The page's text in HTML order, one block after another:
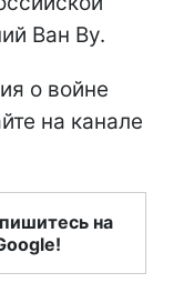
Ван Ву.
о войне
на канале
на